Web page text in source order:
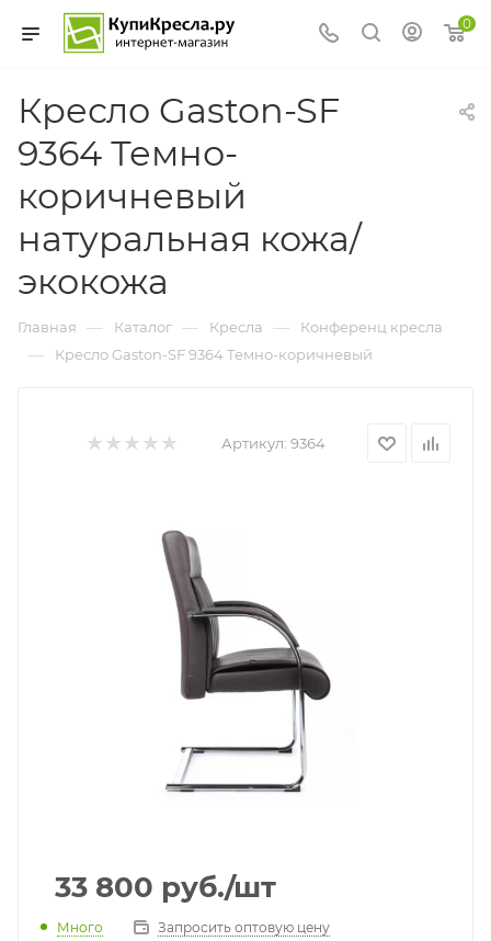
0
Кресло Gaston-SF
9364 Темно-
коричневый
натуральная кожа/
экокожа
Главная — Каталог — Кресла — Конференц кресла
— Кресло Gaston-SF 9364 Темно-коричневый
Артикул: 9364
33 800 руб./шт
Много Запросить оптовую цену